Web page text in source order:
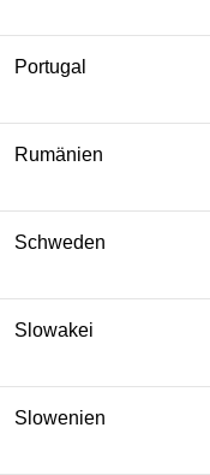
Portugal
Rumänien
Schweden
Slowakei
Slowenien